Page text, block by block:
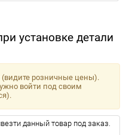
установке детали
(видите розничные цены).
войти под своим
данный товар под заказ.